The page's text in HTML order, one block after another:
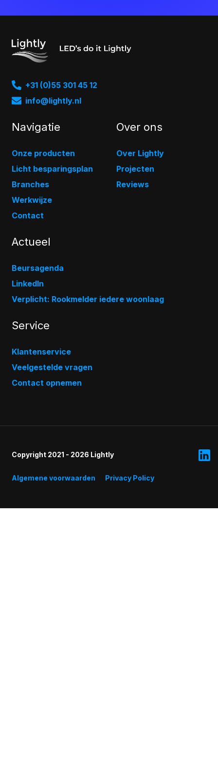
+31 (0)55 301 45 12
info@lightly.nl
Navigatie
Onze producten
Licht besparingsplan
Branches
Werkwijze
Contact
Over ons
Over Lightly
Projecten
Reviews
Actueel
Beursagenda
LinkedIn
Verplicht: Rookmelder iedere woonlaag
Service
Klantenservice
Veelgestelde vragen
Contact opnemen
Copyright 2021 - 2026 Lightly
Algemene voorwaarden Privacy Policy